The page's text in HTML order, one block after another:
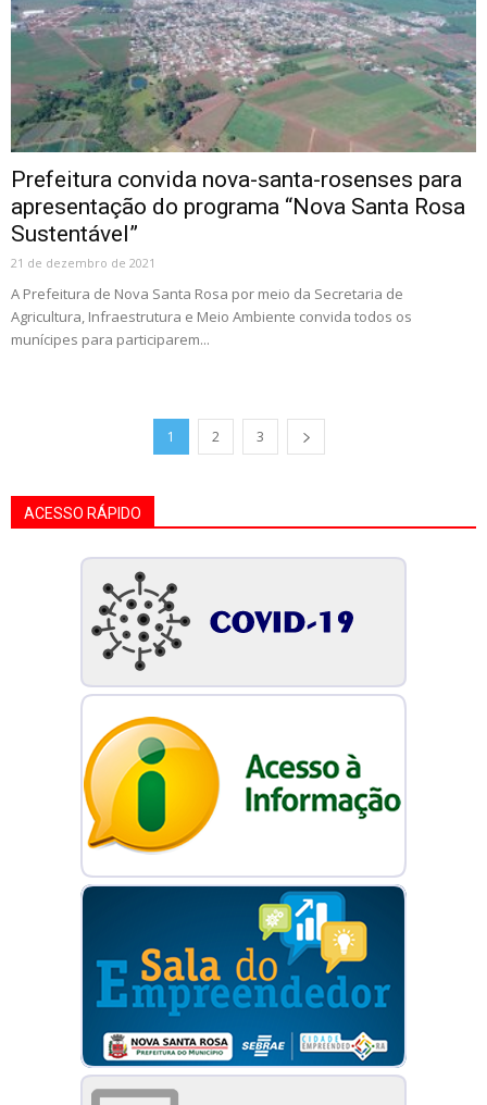
Prefeitura convida nova-santa-rosenses para
apresentação do programa “Nova Santa Rosa
Sustentável”
21 de dezembro de 2021
A Prefeitura de Nova Santa Rosa por meio da Secretaria de
Agricultura, Infraestrutura e Meio Ambiente convida todos os
munícipes para participarem...
1 2 3
ACESSO RÁPIDO